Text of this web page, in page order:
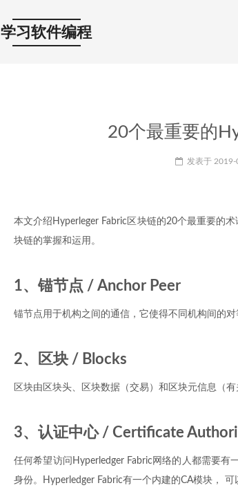
学习软件编程
20个最重要的
发表于 2019-
本文介绍Hyperleger Fabric区块链的20个最重要的
块链的掌握和运用。
1、锚节点 / Anchor Peer
锚节点用于机构之间的通信，它使得不同机构间的对
2、区块 / Blocks
区块由区块头、区块数据（交易）和区块元信息（
3、认证中心 / Certificate
任何希望访问Hyperledger Fabric网络的人都需要
身份。Hyperledger Fabric有一个内建的CA模块，